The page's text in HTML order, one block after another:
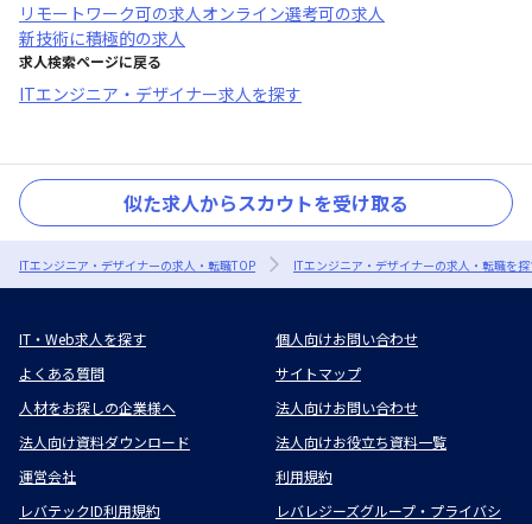
リモートワーク可の求人オンライン選考可の求人
新技術に積極的の求人
求人検索ページに戻る
ITエンジニア・デザイナー求人を探す
似た求人からスカウトを受け取る
ITエンジニア・デザイナーの求人・転職TOP ITエンジニア・デザイナーの求人・転職を
IT・Web求人を探す
個人向けお問い合わせ
よくある質問
サイトマップ
人材をお探しの企業様へ
法人向けお問い合わせ
法人向け資料ダウンロード
法人向けお役立ち資料一覧
運営会社
利用規約
レバテックID利用規約
レバレジーズグループ・プライバシ